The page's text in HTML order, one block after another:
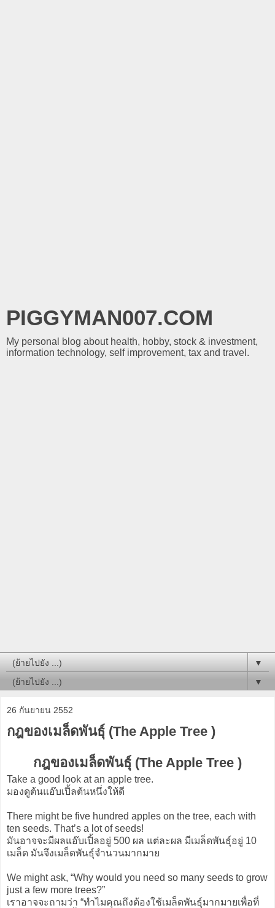
PIGGYMAN007.COM
My personal blog about health, hobby, stock & investment,
information technology, self improvement, tax and travel.
▼
▼
26 กันยายน 2552
กฎของเมล็ดพันธุ์ (The Apple Tree )
กฎของเมล็ดพันธุ์ (The Apple Tree )
Take a good look at an apple tree.
มองดูต้นแอ๊บเปิ้ลต้นหนึ่งให้ดี
There might be five hundred apples on the tree, each with
ten seeds. That’s a lot of seeds!
มันอาจจะมีผลแอ๊บเปิ้ลอยู่ 500 ผล แต่ละผล มีเมล็ดพันธุ์อยู่ 10
เมล็ด มันจึงเมล็ดพันธุ์จำนวนมากมาย
We might ask, “Why would you need so many seeds to grow
just a few more trees?”
เราอาจจะถามว่า “ทำไมคุณถึงต้องใช้เมล็ดพันธุ์มากมายเพื่อที่